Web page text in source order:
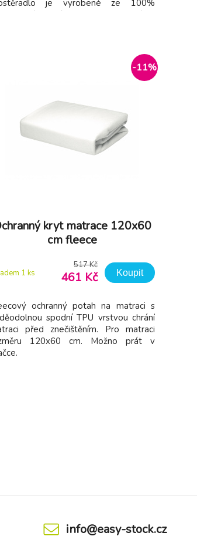
je vyrobené ze 100%
-11%
kryt matrace 120x60
cm fleece
1 ks
517 Kč
461 Kč Koupit
ochranný potah na matraci s
spodní TPU vrstvou chrání
před znečištěním. Pro matraci
120x60 cm. Možno prát v
info@easy-stock.cz